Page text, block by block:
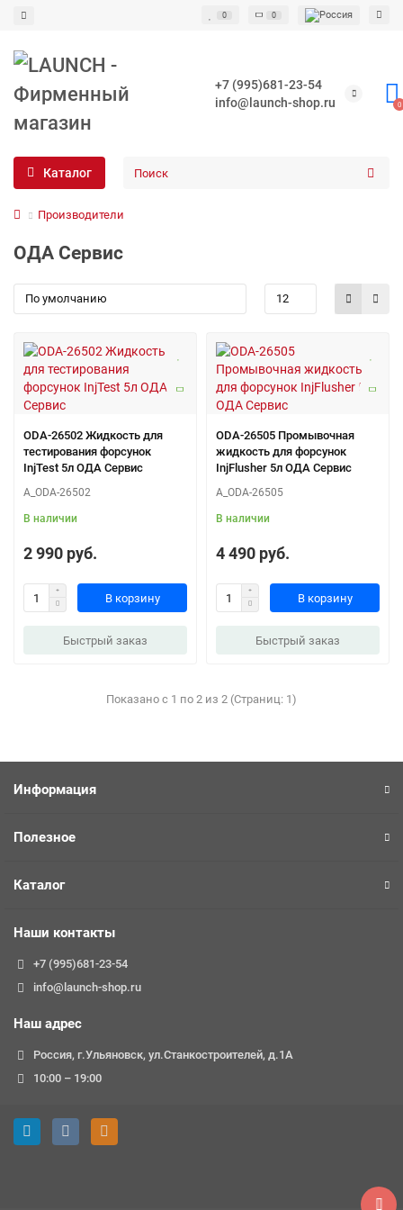
0 0
+7 (995)681-23-54
info@launch-shop.ru
0
Каталог
Производители
ОДА Сервис
ODA-26502 Жидкость для
тестирования форсунок
InjTest 5л ОДА Сервис
A_ODA-26502
В наличии
2 990 руб.
В корзину
Быстрый заказ
ODA-26505 Промывочная
жидкость для форсунок
InjFlusher 5л ОДА Сервис
A_ODA-26505
В наличии
4 490 руб.
В корзину
Быстрый заказ
Показано с 1 по 2 из 2 (Страниц: 1)
Информация
Полезное
Каталог
Наши контакты
+7 (995)681-23-54
info@launch-shop.ru
Наш адрес
Россия, г.Ульяновск, ул.Станкостроителей, д.1А
10:00 – 19:00